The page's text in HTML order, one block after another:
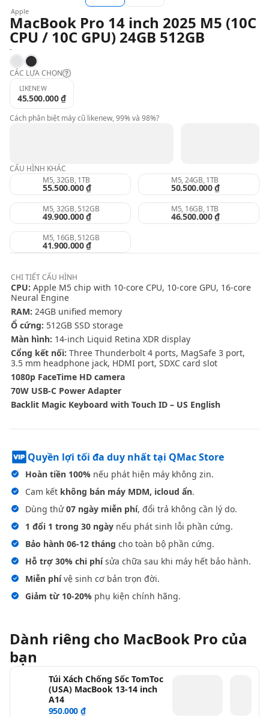
Apple
MacBook Pro 14 inch 2025 M5 (10C
CPU / 10C GPU) 24GB 512GB
-
SilverSpace Black
CÁC LỰA CHỌN
Likenew:
98%:
LIKENEW
45.500.000 ₫
Cách phân biệt máy cũ likenew, 99% và 98%?
CẤU HÌNH KHÁC
M5, 32GB, 1TB
55.500.000 ₫
M5, 24GB, 1TB
50.500.000 ₫
M5, 32GB, 512GB
49.900.000 ₫
M5, 16GB, 1TB
46.500.000 ₫
M5, 16GB, 512GB
41.900.000 ₫
CHI TIẾTCẤU HÌNH
CPU: Apple M5 chip with 10-core CPU, 10-core GPU, 16-core
Neural Engine
RAM: 24GB unified memory
Ổ cứng: 512GB SSD storage
Màn hình: 14-inch Liquid Retina XDR display
Cổng kết nối: Three Thunderbolt 4 ports, MagSafe 3 port,
3.5 mm headphone jack, HDMI port, SDXC card slot
1080p FaceTime HD camera
70W USB-C Power Adapter
Backlit Magic Keyboard with Touch ID – US English
Quyền lợi tối đa duy nhất tại QMac Store
Hoàn tiền 100% nếu phát hiện máy không zin.
Cam kết không bán máy MDM, icloud ẩn.
Dùng thử07 ngày miễn phí, đổi trả không cần lý do.
1 đổi 1 trong 30 ngày nếu phát sinh lỗi phần cứng.
Bảo hành 06-12 tháng cho toàn bộ phần cứng.
Hỗ trợ 30% chi phísửa chữa sau khi máy hết bảo hành.
Miễn phívệ sinh cơ bản trọn đời.
Giảm từ 10-20% phụ kiện chính hãng.
Dành riêng cho MacBook Pro của
bạn
Túi Xách Chống Sốc TomToc
(USA) MacBook 13-14 inch
A14
950.000 ₫